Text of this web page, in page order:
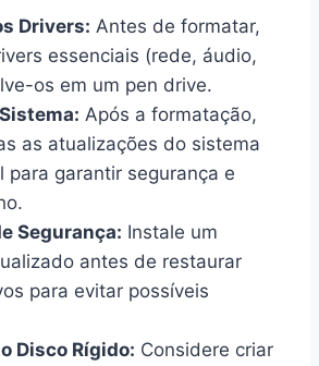
Drivers: Antes de formatar,
essenciais (rede, áudio,
os em um pen drive.
Após a formatação,
as atualizações do sistema
para garantir segurança e
Segurança: Instale um
antes de restaurar
para evitar possíveis
Disco Rígido: Considere criar